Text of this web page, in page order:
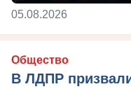
05.08.2026
Общество
В ЛДПР